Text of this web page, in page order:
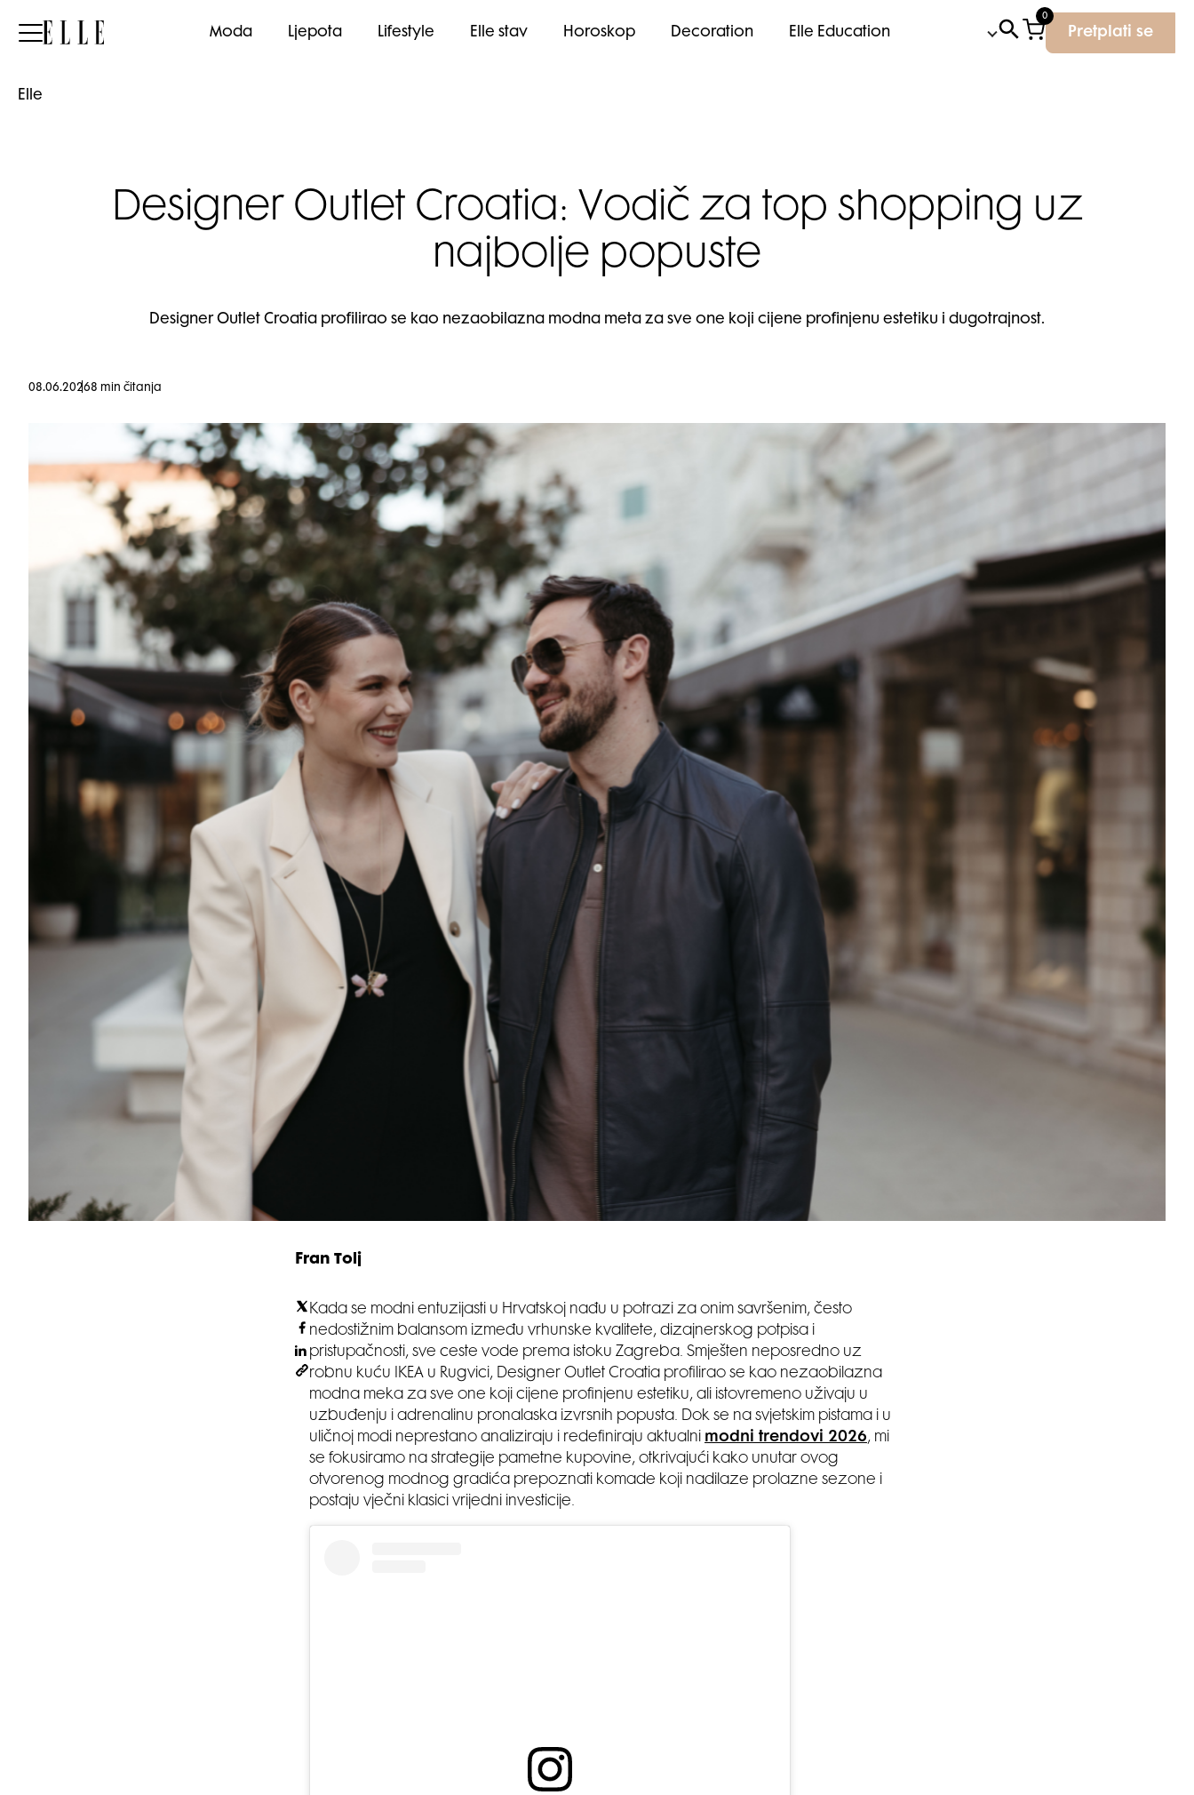
Elle Moda Ljepota Lifestyle Elle stav Horoskop Decoration Elle Education
0
Pretplati se
Elle
Designer Outlet Croatia: Vodič za top shopping uz
najbolje popuste
Designer Outlet Croatia profilirao se kao nezaobilazna modna meta za sve one koji cijene profinjenu estetiku i dugotrajnost.
08.06.20268 min čitanja
Fran Tolj
Kada se modni entuzijasti u Hrvatskoj nađu u potrazi za onim savršenim, često
nedostižnim balansom između vrhunske kvalitete, dizajnerskog potpisa i
pristupačnosti, sve ceste vode prema istoku Zagreba. Smješten neposredno uz
robnu kuću IKEA u Rugvici, Designer Outlet Croatia profilirao se kao nezaobilazna
modna meka za sve one koji cijene profinjenu estetiku, ali istovremeno uživaju u
uzbuđenju i adrenalinu pronalaska izvrsnih popusta. Dok se na svjetskim pistama i u
uličnoj modi neprestano analiziraju i redefiniraju aktualni modni trendovi 2026, mi
se fokusiramo na strategije pametne kupovine, otkrivajući kako unutar ovog
otvorenog modnog gradića prepoznati komade koji nadilaze prolazne sezone i
postaju vječni klasici vrijedni investicije.